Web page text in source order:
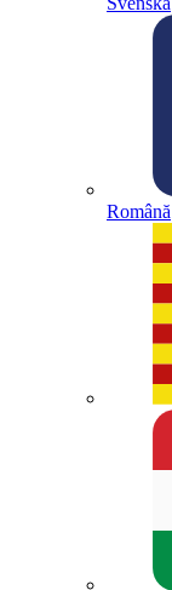
Română